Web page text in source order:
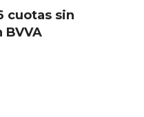
cuotas sin